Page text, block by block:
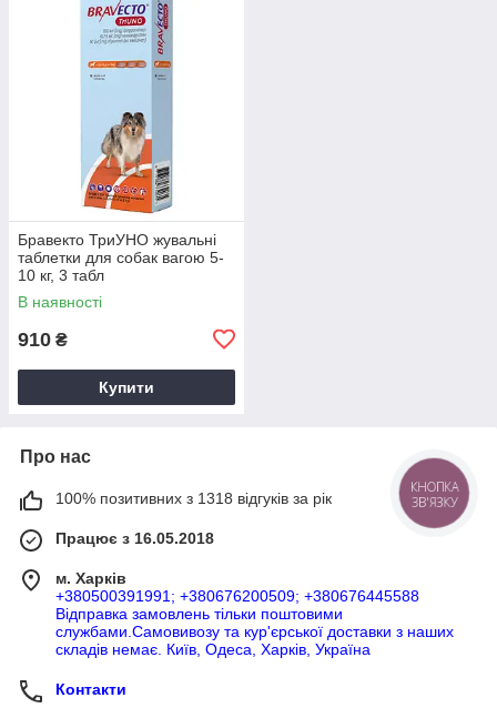
Бравекто ТриУНО жувальні
таблетки для собак вагою 5-
10 кг, 3 табл
В наявності
910 ₴
Купити
Про нас
100% позитивних з 1318 відгуків за рік
Працює з 16.05.2018
м. Харків
+380500391991; +380676200509; +380676445588
Відправка замовлень тільки поштовими
службами.Самовивозу та кур'єрської доставки з наших
складів немає. Київ, Одеса, Харків, Україна
Контакти
КНОПКА
ЗВ'ЯЗКУ